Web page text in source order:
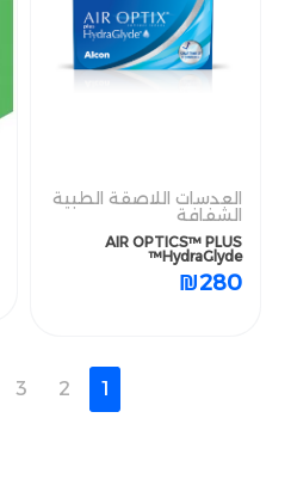
العدسات اللاصقة الطبية
الشفافة
AIR OPTICS™ PLUS
HydraGlyde™
₪280
1
2
3
AIR OPTICS™ PLUS
HydraGlyde™
₪280